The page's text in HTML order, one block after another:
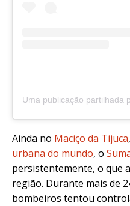
Ainda no Maciço da Tijuca
urbana do mundo, o
persistentemente, o que
região. Durante mais de
bombeiros tentou